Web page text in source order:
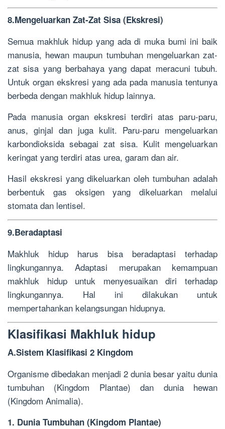
8.Mengeluarkan Zat-Zat Sisa (Ekskresi)
Semua makhluk hidup yang ada di muka bumi ini baik
manusia, hewan maupun tumbuhan mengeluarkan zat-
zat sisa yang berbahaya yang dapat meracuni tubuh.
Untuk organ ekskresi yang ada pada manusia tentunya
berbeda dengan makhluk hidup lainnya.
Pada manusia organ ekskresi terdiri atas paru-paru,
anus, ginjal dan juga kulit. Paru-paru mengeluarkan
karbondioksida sebagai zat sisa. Kulit mengeluarkan
keringat yang terdiri atas urea, garam dan air.
Hasil ekskresi yang dikeluarkan oleh tumbuhan adalah
berbentuk gas oksigen yang dikeluarkan melalui
stomata dan lentisel.
9.Beradaptasi
Makhluk hidup harus bisa beradaptasi terhadap
lingkungannya. Adaptasi merupakan kemampuan
makhluk hidup untuk menyesuaikan diri terhadap
lingkungannya. Hal ini dilakukan untuk
mempertahankan kelangsungan hidupnya.
Klasifikasi Makhluk hidup
A.Sistem Klasifikasi 2 Kingdom
Organisme dibedakan menjadi 2 dunia besar yaitu dunia
tumbuhan (Kingdom Plantae) dan dunia hewan
(Kingdom Animalia).
1. Dunia Tumbuhan (Kingdom Plantae)